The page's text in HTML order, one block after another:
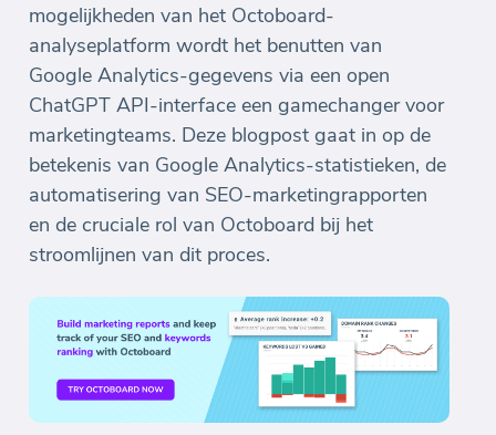
mogelijkheden van het Octoboard-
analyseplatform wordt het benutten van
Google Analytics-gegevens via een open
ChatGPT API-interface een gamechanger voor
marketingteams. Deze blogpost gaat in op de
betekenis van Google Analytics-statistieken, de
automatisering van SEO-marketingrapporten
en de cruciale rol van Octoboard bij het
stroomlijnen van dit proces.